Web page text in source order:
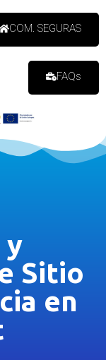
COM. SEGURAS
FAQs
y
Sitio
en